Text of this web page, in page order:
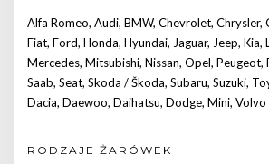
Alfa Romeo, Audi, BMW, Chevrolet, Chrysler,
Fiat, Ford, Honda, Hyundai, Jaguar, Jeep, Kia,
Mercedes, Mitsubishi, Nissan, Opel, Peugeot,
Saab, Seat, Skoda / Škoda, Subaru, Suzuki,
Dacia, Daewoo, Daihatsu, Dodge, Mini, Volvo
RODZAJE ŻARÓWEK